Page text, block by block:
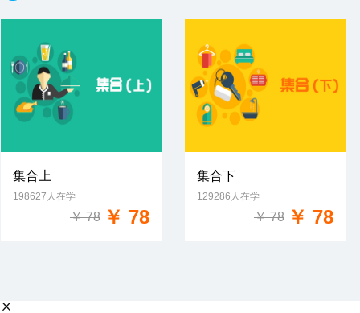
免费试学
集合上
198627人在学
￥ 78 ￥ 78
免费试学
集合下
129286人在学
￥ 78 ￥ 78